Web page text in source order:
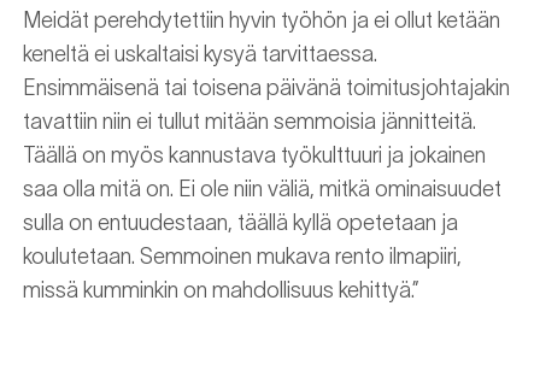
Meidät perehdytettiin hyvin työhön ja ei ollut ketään
keneltä ei uskaltaisi kysyä tarvittaessa.
Ensimmäisenä tai toisena päivänä toimitusjohtajakin
tavattiin niin ei tullut mitään semmoisia jännitteitä.
Täällä on myös kannustava työkulttuuri ja jokainen
saa olla mitä on. Ei ole niin väliä, mitkä ominaisuudet
sulla on entuudestaan, täällä kyllä opetetaan ja
koulutetaan. Semmoinen mukava rento ilmapiiri,
missä kumminkin on mahdollisuus kehittyä.”